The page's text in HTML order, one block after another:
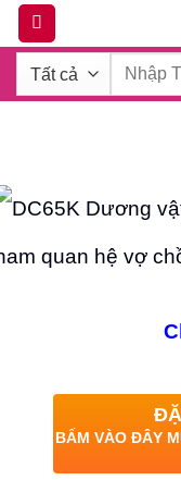
Bỏ
qua
dung
Tìm
BẤM VÀO ĐÂY